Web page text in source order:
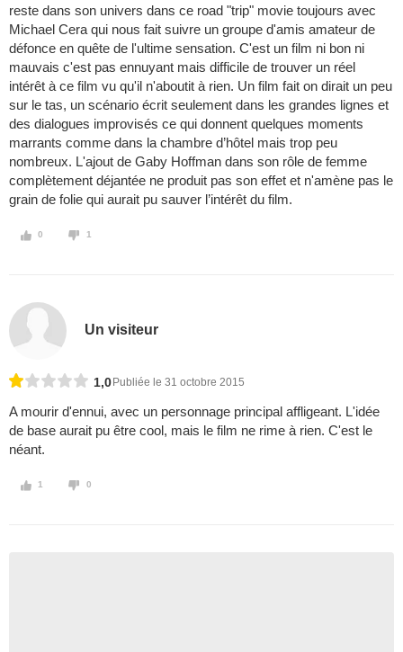
reste dans son univers dans ce road "trip" movie toujours avec
Michael Cera qui nous fait suivre un groupe d'amis amateur de
défonce en quête de l'ultime sensation. C'est un film ni bon ni
mauvais c'est pas ennuyant mais difficile de trouver un réel
intérêt à ce film vu qu'il n'aboutit à rien. Un film fait on dirait un peu
sur le tas, un scénario écrit seulement dans les grandes lignes et
des dialogues improvisés ce qui donnent quelques moments
marrants comme dans la chambre d’hôtel mais trop peu
nombreux. L'ajout de Gaby Hoffman dans son rôle de femme
complètement déjantée ne produit pas son effet et n'amène pas le
grain de folie qui aurait pu sauver l’intérêt du film.
0 1
Un visiteur
1,0 Publiée le 31 octobre 2015
A mourir d'ennui, avec un personnage principal affligeant. L'idée
de base aurait pu être cool, mais le film ne rime à rien. C'est le
néant.
1 0